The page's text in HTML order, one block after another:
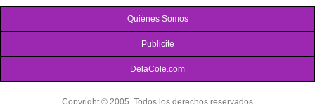
Quiénes Somos
Publicite
DelaCole.com